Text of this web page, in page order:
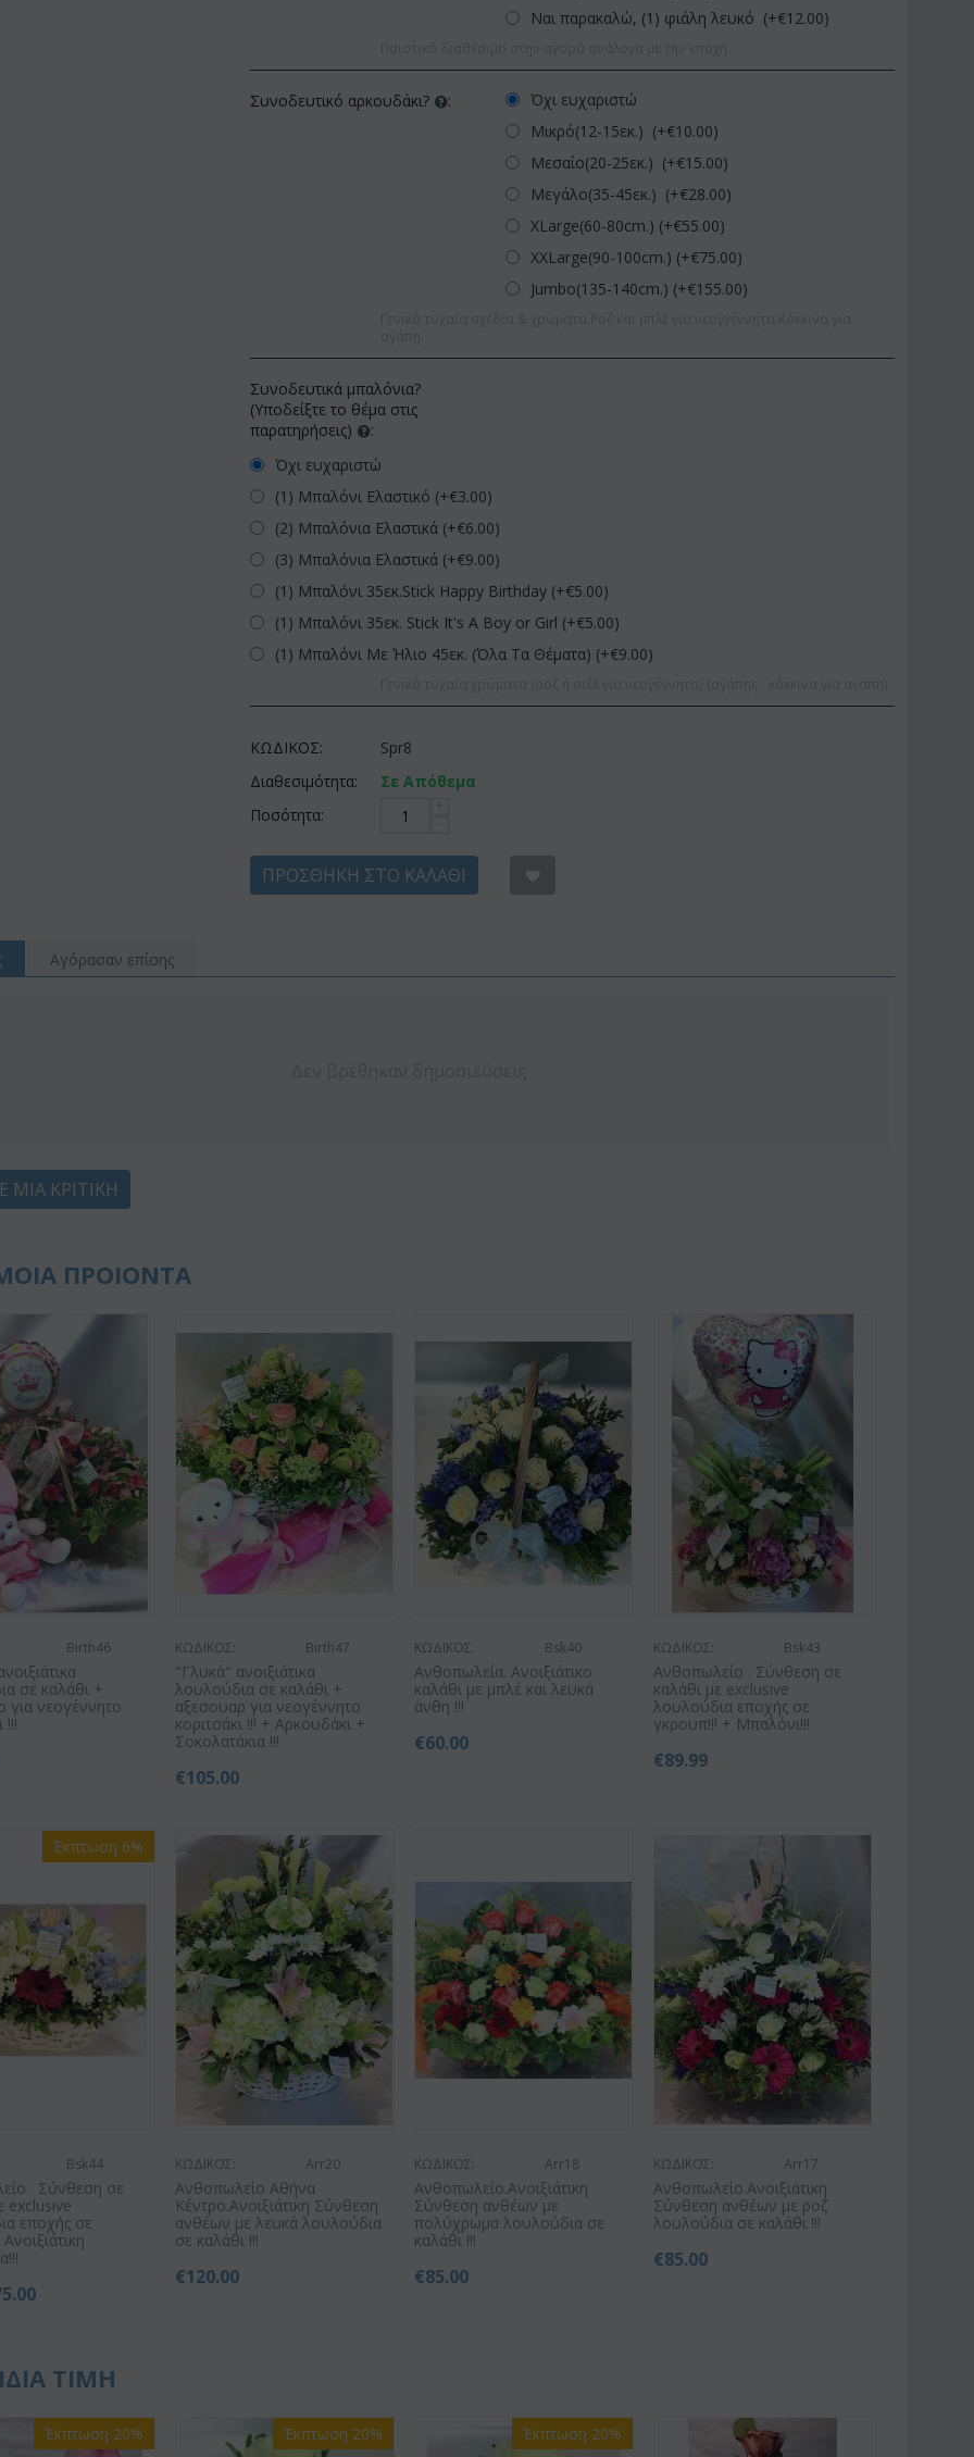
Ναι παρακαλώ, (1) φιάλη λευκό (+€12.00)
Συνοδευτικό αρκουδάκι? :
Όχι ευχαριστώ
Μικρό(12-15εκ.) (+€10.00)
Μεσαίο(20-25εκ.) (+€15.00)
Μεγάλο(35-45εκ.) (+€28.00)
XLarge(60-80cm.) (+€55.00)
XXLarge(90-100cm.) (+€75.00)
Jumbo(135-140cm.) (+€155.00)
Συνοδευτικά μπαλόνια?
(Υποδείξτε το θέμα στις
παρατηρήσεις)
:
Όχι ευχαριστώ
(1) Μπαλόνι Ελαστικό (+€3.00)
(2) Μπαλόνια Ελαστικά (+€6.00)
(3) Μπαλόνια Ελαστικά (+€9.00)
(1) Μπαλόνι 35εκ.Stick Happy Birthday (+€5.00)
(1) Μπαλόνι 35εκ. Stick It's A Boy or Girl (+€5.00)
(1) Μπαλόνι Με Ήλιο 45εκ. (Όλα Τα Θέματα) (+€9.00)
ΚΩΔΙΚΟΣ:
Spr8
Διαθεσιμότητα:
Σε Απόθεμα
Ποσότητα:
ΠΡΟΣΘΉΚΗ ΣΤΟ ΚΑΛΆΘΙ
Αγόρασαν επίσης
ΜΙΑ ΚΡΙΤΙΚΉ
ΠΡΟΙΟΝΤΑ
Birth46
σε καλάθι +
για νεογέννητο
!!!
ΚΩΔΙΚΟΣ: Birth47
"Γλυκά" ανοιξιάτικα
λουλούδια σε καλάθι +
αξεσουαρ για νεογέννητο
κοριτσάκι !!! + Αρκουδάκι +
Σοκολατάκια !!!
€105.00
ΚΩΔΙΚΟΣ: Bsk40
Ανθοπωλεία. Ανοιξιάτικο
καλάθι με μπλέ και λευκά
άνθη !!!
€60.00
ΚΩΔΙΚΟΣ: Bsk43
Ανθοπωλείο . Σύνθεση σε
καλάθι με exclusive
λουλούδια εποχής σε
γκρουπ!!! + Μπαλόνι!!!
€89.99
Έκπτωση 6%
Bsk44
. Σύνθεση σε
exclusive
εποχής σε
ΚΩΔΙΚΟΣ: Arr20
Ανθοπωλείο Αθήνα
Κέντρο.Ανοιξιάτικη Σύνθεση
ανθέων με λευκά λουλούδια
σε καλάθι !!!
€120.00
ΚΩΔΙΚΟΣ: Arr18
Ανθοπωλείο.Ανοιξιάτικη
Σύνθεση ανθέων με
πολύχρωμα λουλούδια σε
καλάθι !!!
€85.00
ΚΩΔΙΚΟΣ: Arr17
Ανθοπωλείο.Ανοιξιάτικη
Σύνθεση ανθέων με ροζ
λουλούδια σε καλάθι !!!
€85.00
ΤΙΜΗ
Έκπτωση 20% Έκπτωση 20% Έκπτωση 20%